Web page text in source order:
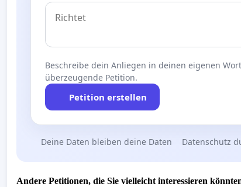
Beschreibe dein Anliegen in deinen eigenen
überzeugende Petition.
Petition erstellen
Deine Daten bleiben deine Daten Datenschutz
Andere Petitionen, die Sie vielleicht interessieren